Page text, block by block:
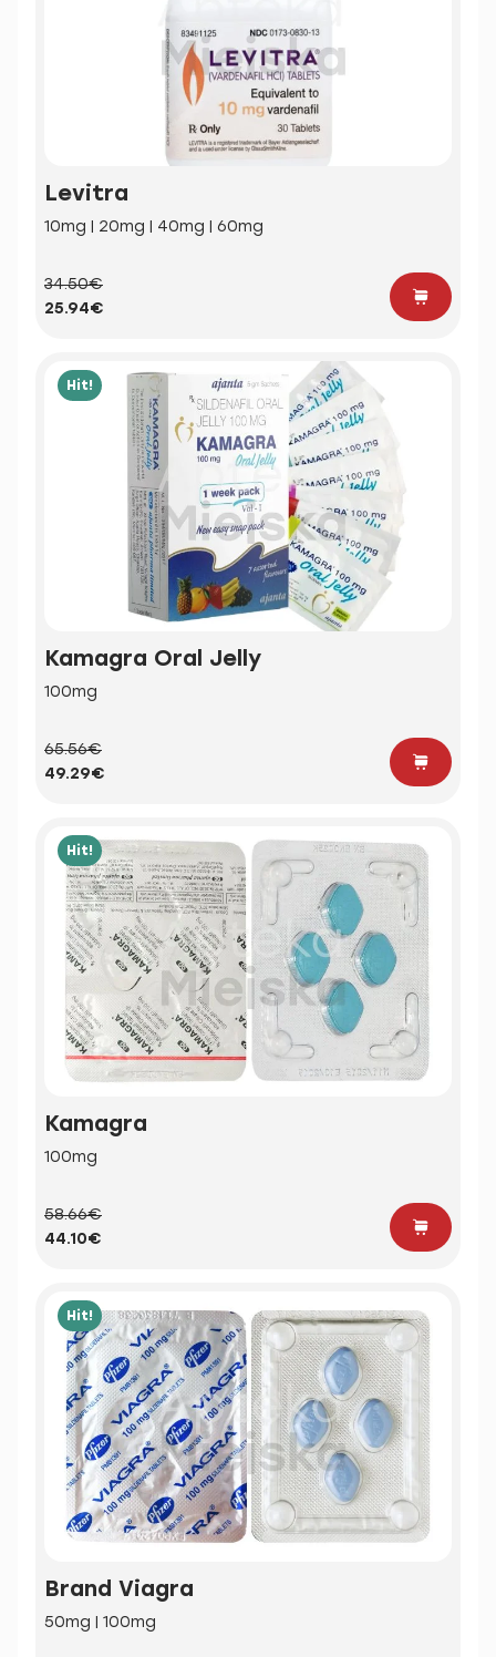
Levitra
10mg | 20mg | 40mg | 60mg
34.50€
25.94€
Hit!
Kamagra Oral Jelly
100mg
65.56€
49.29€
Hit!
Kamagra
100mg
58.66€
44.10€
Hit!
Brand Viagra
50mg | 100mg